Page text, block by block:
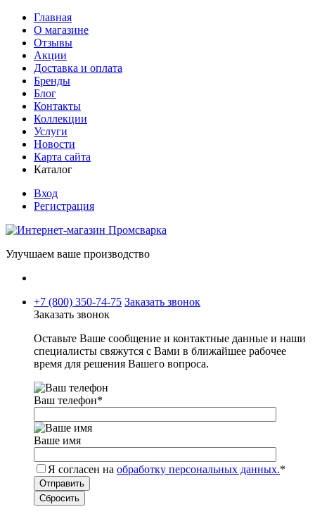
Главная
О магазине
Отзывы
Акции
Доставка и оплата
Бренды
Блог
Контакты
Коллекции
Услуги
Новости
Карта сайта
Каталог
Вход
Регистрация
Улучшаем ваше производство
+7 (800) 350-74-75 Заказать звонок
Заказать звонок
Оставьте Ваше сообщение и контактные данные и наши
специалисты свяжутся с Вами в ближайшее рабочее
время для решения Вашего вопроса.
Ваш телефон*
Ваше имя
Я согласен на обработку персональных данных.*